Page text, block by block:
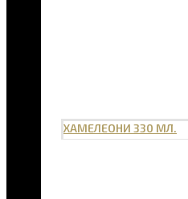
ХАМЕЛЕОНИ 330 МЛ.